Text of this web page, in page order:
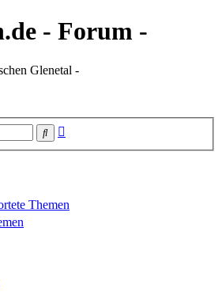
- Forum -
Glenetal -
Suche
Themen